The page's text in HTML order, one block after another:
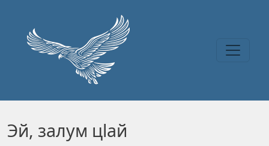
Эй, залум цlай